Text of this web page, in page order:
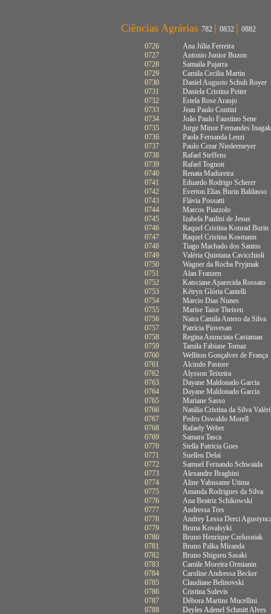
Ciências Agrárias 782 | 0832 | 0882
0726
Ana Júlia Ferreira
0727
Antonio Junior Buzon
0728
Samaila Pujarra
0729
Camila Cecilia Martin
0730
Daniel Augusto Schuh Royer
0731
Daniela Cristina Peiter
0732
Estela Rose Araujo
0733
Jean Paulo Contini
0734
João Paulo Faustino Sene
0735
Jorge Minor Fernandes
0736
Paola Fernanda Lenzi
0737
Paulo Cezar Niedermeyer
0738
Rafael Steffens
0739
Rafael Tognon
0740
Renata Madureira
0741
Eduardo Rodrigo Scherer
0742
Everton Elias Burin Baldasso
0743
Flávia Possatti
0744
Marcos Piazzolo
0745
Izabela Paulini de Jesus
0746
Raquel Cristina Konrad Burin
0747
Raquel Cristina Kosmann
0748
Tiago Machado dos Santos
0749
Valéria Quintana Cavicchioli
0750
Wagner da Rocha Pryjmak
0751
Alan Franzen
0752
Katsciane Aparecida Rossato
0753
Kétryn Glória Cantelli
0754
Marcio Dias Nunes
0755
Marise Taise Theisen
0756
Naira Camila Antero da Silva
0757
Patrícia Piovesan
0758
Regina Anunciata Castaman
0759
Tamila Fabiane Tomaz
0760
Welliton Gonçalves de França
0761
Alcindo Pastore
0762
Alysson Teixeira
0763
Dayane Maldonado Garcia
0764
Dayane Maldonado Garcia
0765
Mariane Sasso
0766
Natália Cristina da Silva
0767
Pedro Oswaldo Morell
0768
Rafaely Weber
0769
Samara Tasca
0770
Stella Patricia Goes
0771
Suellen Delai
0772
Samuel Fernando Schwaida
0773
Alexandre Braghini
0774
Aline Yabusame Utima
0775
Amanda Rodrigues da Silva
0776
Ana Beatriz Schikowski
0777
Andressa Tres
0778
Andrey Lessa Derci
0779
Bruna Kovalsyki
0780
Bruno Henrique Czelusniak
0781
Bruno Palka Miranda
0782
Bruno Shigueu Sasaki
0783
Camile Moreira Ormianin
0784
Caroline Andressa Becker
0785
Claudiane Belinovski
0786
Cristina Sulevis
0787
Débora Martins Mucellini
0788
Deyles Adenel Schmitt Alves